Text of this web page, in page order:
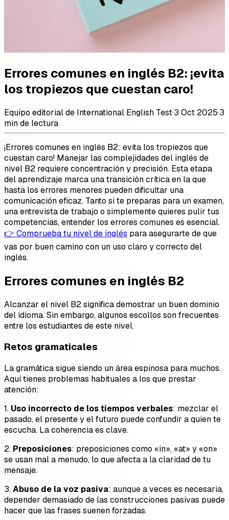
Errores comunes en inglés B2: ¡evita
los tropiezos que cuestan caro!
Equipo editorial de International English Test·3 Oct 2025·3
min de lectura
¡Errores comunes en inglés B2: evita los tropiezos que
cuestan caro! Manejar las complejidades del inglés de
nivel B2 requiere concentración y precisión. Esta etapa
del aprendizaje marca una transición crítica en la que
hasta los errores menores pueden dificultar una
comunicación eficaz. Tanto si te preparas para un examen,
una entrevista de trabajo o simplemente quieres pulir tus
competencias, entender los errores comunes es esencial.
👉 Comprueba tu nivel de inglés para asegurarte de que
vas por buen camino con un uso claro y correcto del
inglés.
Errores comunes en inglés B2
Alcanzar el nivel B2 significa demostrar un buen dominio
del idioma. Sin embargo, algunos escollos son frecuentes
entre los estudiantes de este nivel.
Retos gramaticales
La gramática sigue siendo un área espinosa para muchos.
Aquí tienes problemas habituales a los que prestar
atención:
1. Uso incorrecto de los tiempos verbales: mezclar el
pasado, el presente y el futuro puede confundir a quien te
escucha. La coherencia es clave.
2. Preposiciones: preposiciones como «in», «at» y «on»
se usan mal a menudo, lo que afecta a la claridad de tu
mensaje.
3.Abuso de la voz pasiva: aunque a veces es necesaria,
depender demasiado de las construcciones pasivas puede
hacer que las frases suenen forzadas.